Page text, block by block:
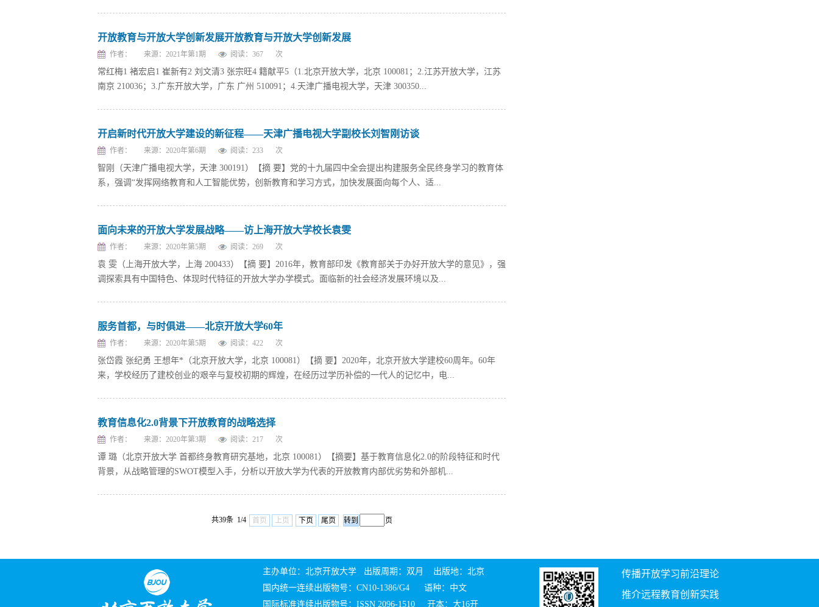
开放教育与开放大学创新发展开放教育与开放大学创新发展
作者： 来源：2021年第1期 阅读： 367 次
常红梅1 褚宏启1 崔新有2 刘文清3 张宗旺4 籍献平5（1.北京开放大学，北京 100081；2.江苏开放大学，江苏
南京 210036；3.广东开放大学，广东 广州 510091；4.天津广播电视大学，天津 300350...
开启新时代开放大学建设的新征程——天津广播电视大学副校长刘智刚访谈
作者： 来源：2020年第6期 阅读： 233 次
智刚（天津广播电视大学，天津 300191）【摘 要】党的十九届四中全会提出构建服务全民终身学习的教育体
系，强调“发挥网络教育和人工智能优势，创新教育和学习方式，加快发展面向每个人、适...
面向未来的开放大学发展战略——访上海开放大学校长袁雯
作者： 来源：2020年第5期 阅读： 269 次
袁 雯（上海开放大学，上海 200433）【摘 要】2016年，教育部印发《教育部关于办好开放大学的意见》，强
调探索具有中国特色、体现时代特征的开放大学办学模式。面临新的社会经济发展环境以及...
服务首都，与时俱进——北京开放大学60年
作者： 来源：2020年第5期 阅读： 422 次
张岱霞 张纪勇 王想年*（北京开放大学，北京 100081）【摘 要】2020年，北京开放大学建校60周年。60年
来，学校经历了建校创业的艰辛与复校初期的辉煌，在经历过学历补偿的一代人的记忆中，电...
教育信息化2.0背景下开放教育的战略选择
作者： 来源：2020年第3期 阅读： 217 次
谭 璐（北京开放大学 首都终身教育研究基地，北京 100081）【摘要】基于教育信息化2.0的阶段特征和时代
背景，从战略管理的SWOT模型入手，分析以开放大学为代表的开放教育内部优劣势和外部机...
共39条 1/4 首页 上页 下页 尾页 页
主办单位：北京开放大学 出版周期：双月 出版地：北京
国内统一连续出版物号：CN10-1386/G4 语种：中文
国际标准连续出版物号：ISSN 2096-1510 开本：大16开
传播开放学习前沿理论
推介远程教育创新实践